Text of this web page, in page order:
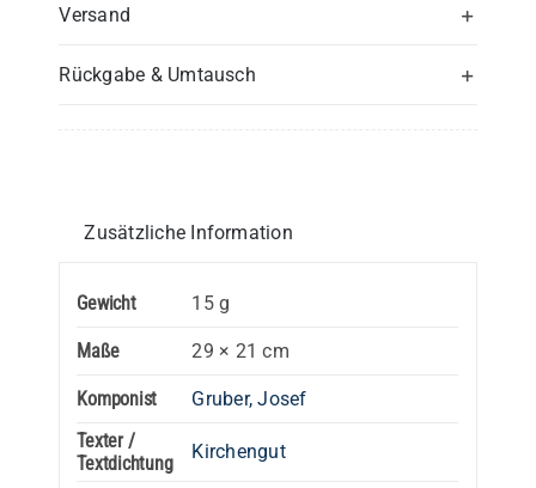
–
(1)
Versand
Rückgabe & Umtausch
Zusätzliche Information
Gewicht 15 g
Maße 29 × 21 cm
Komponist
Gruber, Josef
Texter /
Textdichtung
Kirchengut